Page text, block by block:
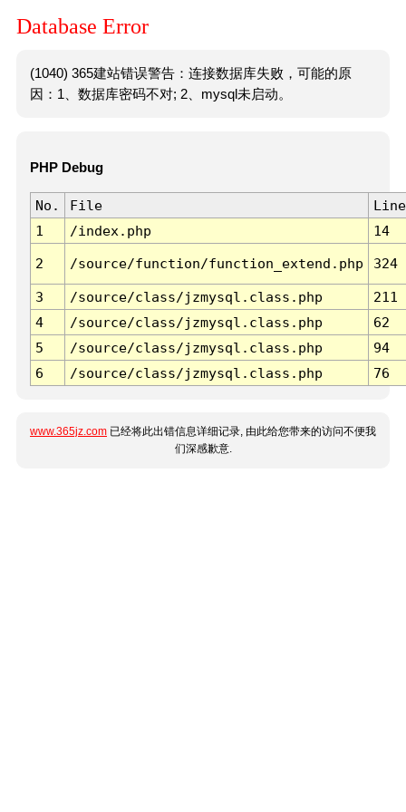
Database Error
(1040) 365建站错误警告：连接数据库失败，可能的原
因：1、数据库密码不对; 2、mysql未启动。
PHP Debug
No. File
Line
1
/index.php 14
2 /source/function/function_extend.php 324
3 /source/class/jzmysql.class.php
211
4
/source/class/jzmysql.class.php
62
5
/source/class/jzmysql.class.php
94
6
/source/class/jzmysql.class.php 76
www.365jz.com 已经将此出错信息详细记录, 由此给您带来的访问不便我
们深感歉意.